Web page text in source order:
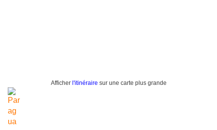
Afficher l'itinéraire sur une carte plus grande